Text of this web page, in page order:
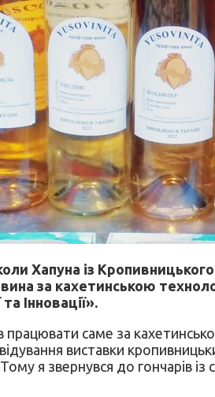
Хапуна із
за кахетинською
Інновації».
працювати саме за
виставки
я звернувся до гончарів